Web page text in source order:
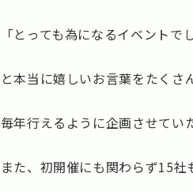
「とっても為になるイベントで
と本当に嬉しいお言葉をたくさ
毎年行えるように企画させてい
また、初開催にも関わらず15